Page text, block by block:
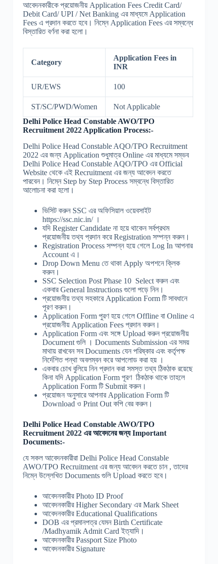
আবেদনকারীকে প্রয়োজনীয় Application Fees Credit Card/
Debit Card/ UPI / Net Banking এর মাধ্যমে Application
Fees এ প্রদান করতে হবে। নিম্নে Application Fees এর সম্বন্ধে
বিস্তারিত বর্ণনা করা হলো।
Category
Application Fees in
INR
UR/EWS 100
ST/SC/PWD/Women
Not Applicable
Delhi Police Head Constable AWO/TPO
Recruitment 2022 Application Process:-
Delhi Police Head Constable AQO/TPO Recruitment
2022 এর জন্য Application শুধুমাত্র Online এর মাধ্যমে সম্ভব
Delhi Police Head Constable AQO/TPO এর Official
Website থেকে এই Recruitment এর জন্য আবেদন করতে
পারবেন। নিম্নে Step by Step Process সম্বন্ধে বিস্তারিত
আলোচনা করা হলো।
ভিসিট করুন SSC এর অফিসিয়াল ওয়েবসাইট
https://ssc.nic.in/ ।
যদি Register Candidate না হয়ে থাকেন সর্বপ্রথম
প্রয়োজনীয় তথ্য প্রদান করে Registration সম্পন্ন করুন।
Registration Process সম্পন্ন হয়ে গেলে Log In আপনার
Account এ।
Drop Down Menu তে থাকা Apply অপশনে ক্লিক
করুন।
SSC Selection Post Phase 10 Select করুন এবং
একবার General Instructions গুলো পড়ে নিন।
প্রয়োজনীয় তথ্য সহকারে Application Form টি সাবধানে
পূরণ করুন।
Application Form পুরণ হয়ে গেলে Offline বা Online এ
প্রয়োজনীয় Application Fees প্রদান করুন।
Application Form এবং সঙ্গে Upload করুন প্রয়োজনীয়
Document গুলি । Documents Submission এর সময়
মাথায় রাখবেন সব Documents যেন পরিষ্কার এবং কর্তৃপক্ষ
নির্দেশিত পন্থা অবলম্বন করে আপলোড করা হয় ।
একবার চোখ বুলিয়ে নিন প্রদান করা সমস্ত তথ্য ঠিকঠাক রয়েছে
কিনা যদি Application Form পূরণ ঠিকঠাক থাকে তাহলে
Application Form টি Submit করুন।
প্রয়োজন অনুসারে আপনার Application Form টি
Download ও Print Out কপি বের করুন।
Delhi Police Head Constable AWO/TPO
Recruitment 2022 এর আবেদনের জন্য Important
Documents:-
যে সকল আবেদনকারীরা Delhi Police Head Constable
AWO/TPO Recruitment এর জন্য আবেদন করতে চান , তাদের
নিম্নে উল্লেখিত Documents গুলি Upload করতে হবে।
আবেদনকারীর Photo ID Proof
আবেদনকারীর Higher Secondary এর Mark Sheet
আবেদনকারীর Educational Qualifications
DOB এর প্রমানপত্র যেমন Birth Certificate
/Madhyamik Admit Card ইত্যাদি।
আবেদনকারীর Passport Size Photo
আবেদনকারীর Signature